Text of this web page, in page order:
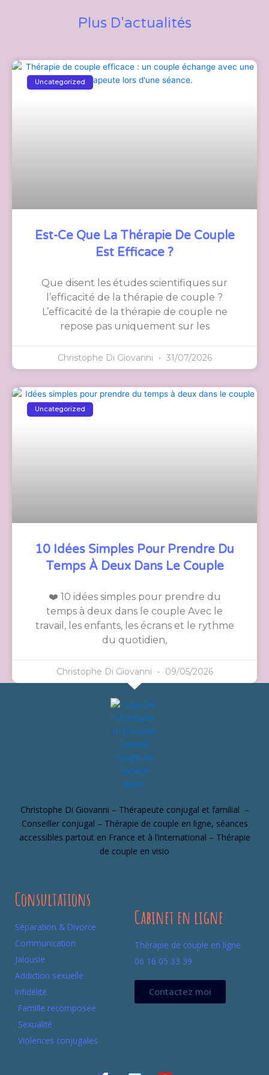
Plus D'actualités
Uncategorized
Est-Ce Que La Thérapie De Couple
Est Efficace ?
Que disent les études scientifiques sur
l’efficacité de la thérapie de couple ?
L’efficacité de la thérapie de couple ne
repose pas uniquement sur les
Christophe Di Giovanni 31/07/2026
Uncategorized
10 Idées Simples Pour Prendre Du
Temps À Deux Dans Le Couple
❤️ 10 idées simples pour prendre du
temps à deux dans le couple Avec le
travail, les enfants, les écrans et le rythme
du quotidien,
Christophe Di Giovanni 09/05/2026
Christophe Di Giovanni – Thérapeute conjugal et familial –
Conseiller conjugal – Thérapie de couple en ligne, séances
accessibles partout en France et à l’international – Thérapie
de couple en visio
Consultations
Séparation & Divorce
Communication
Jalousie
Addiction sexuelle
Infidélité
Famille recomposée
Sexualité
Violences conjugales
Cabinet en ligne
Thérapie de couple en ligne
06 16 05 33 39
Contactez moi
F L Y